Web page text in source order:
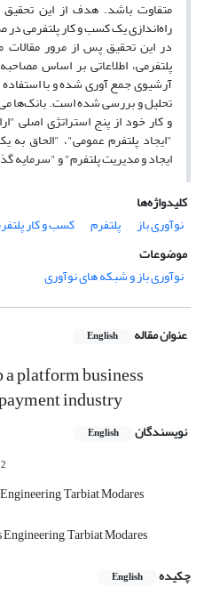
متفاوت باشد. هدف از این تحقیق
راه‌اندازی یک کسب و کار پلتفرمی
در این تحقیق پس از مرور
پلتفرمی، اطلاعاتی بر اساس
آرشیوی جمع آوری شده و با استفاده
تحلیل و بررسی شده است. بانک‌ها
و کار خود از پنج استراتژی
"ایجاد پلتفرم عمومی"، "الحاق
ایجاد و مدیریت پلتفرم" و "سرمایه
کلیدواژه‌ها
نوآوری باز
پلتفرم کسب و کار
موضوعات
نوآوری باز و شبکه های نوآوری
عنوان مقاله English
platform business
industry
نویسندگان English
2
Tarbiat Modares
Tarbiat Modares
چکیده
English